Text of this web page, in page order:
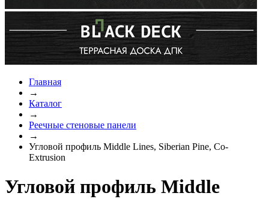
Главная
→
Каталог
→
Реечные стеновые панели
→
Угловой профиль Middle Lines, Siberian Pine, Co-
Extrusion
Угловой профиль Middle